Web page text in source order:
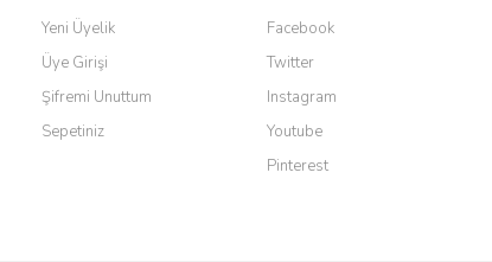
Yeni Üyelik
Üye Girişi
Şifremi Unuttum
Sepetiniz
Facebook
Twitter
Instagram
Youtube
Pinterest